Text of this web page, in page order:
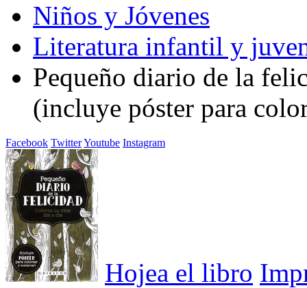
Niños y Jóvenes
Literatura infantil y
Pequeño diario de la
(incluye póster para
Facebook TwitterYoutube Instagram
Hojea el libro